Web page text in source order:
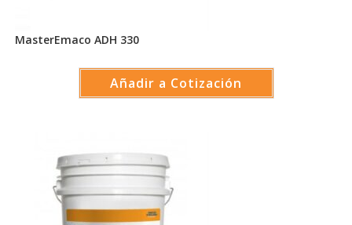
MasterEmaco ADH 330
Añadir a Cotización